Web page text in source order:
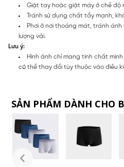
Giặt tay hoặc giặt máy ở chế độ
Tránh sử dụng chất tẩy mạnh,
Phơi ở nơi thoáng mát, tránh
lượng vải.
Lưu ý:
Hình ảnh chỉ mang tính chất
có thể thay đổi tùy thuộc vào điều
SẢN PHẨM DÀNH CHO